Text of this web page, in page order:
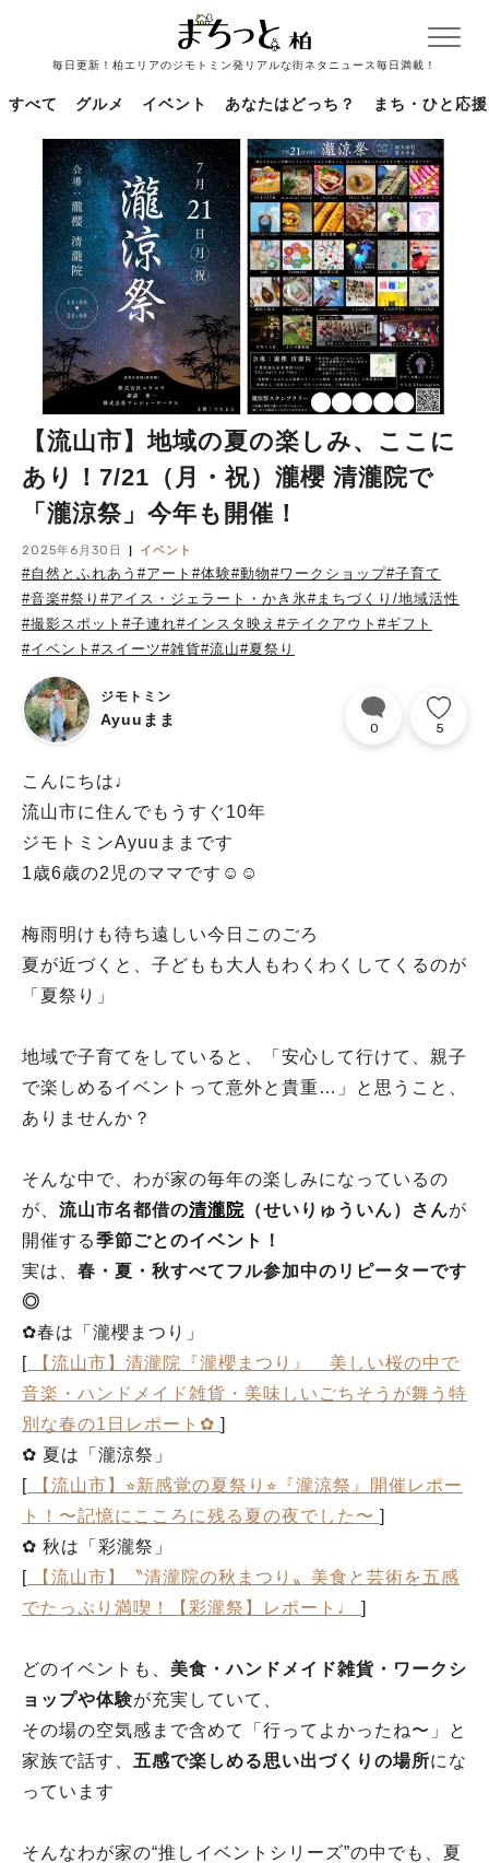
毎日更新！柏エリアのジモトミン発リアルな街ネタニュース毎日満載！
すべて グルメ イベント あなたはどっち？ まち・ひと応援
【流山市】地域の夏の楽しみ、ここに
あり！7/21（月・祝）瀧櫻 清瀧院で
「瀧涼祭」今年も開催！
2025年6月30日 イベント
#自然とふれあう #アート #体験#動物#ワークショップ#子育て
#音楽#祭り #アイス・ジェラート・かき氷#まちづくり/地域活性
#撮影スポット #子連れ#インスタ映え #テイクアウト #ギフト
#イベント #スイーツ#雑貨#流山#夏祭り
ジモトミン
Ayuuまま 0 5
こんにちは♩
流山市に住んでもうすぐ10年
ジモトミンAyuuままです
1歳6歳の2児のママです☺︎☺︎
梅雨明けも待ち遠しい今日このごろ
夏が近づくと、子どもも大人もわくわくしてくるのが
「夏祭り」
地域で子育てをしていると、「安心して行けて、親子
で楽しめるイベントって意外と貴重…」と思うこと、
ありませんか？
そんな中で、わが家の毎年の楽しみになっているの
が、 流山市名都借の清瀧院 （せいりゅういん）さんが
開催する季節ごとのイベント！
実は、 春・夏・秋すべてフル参加中のリピーターです
◎
✿春は「瀧櫻まつり」
[ 【流山市】清瀧院『瀧櫻まつり』 美しい桜の中で
音楽・ハンドメイド雑貨・美味しいごちそうが舞う特
別な春の1日レポート✿ ]
✿ 夏は「瀧涼祭」
[ 【流山市】⭐︎新感覚の夏祭り⭐︎『瀧涼祭』開催レポー
ト！〜記憶にこころに残る夏の夜でした〜 ]
✿ 秋は「彩瀧祭」
[ 【流山市】〝清瀧院の秋まつり〟美食と芸術を五感
でたっぷり満喫！【彩瀧祭】レポート♩ ]
どのイベントも、 美食・ハンドメイド雑貨・ワークシ
ョップや体験が充実していて、
その場の空気感まで含めて「行ってよかったね〜」と
家族で話す、 五感で楽しめる思い出づくりの場所にな
っています
そんなわが家の“推しイベントシリーズ”の中でも、夏